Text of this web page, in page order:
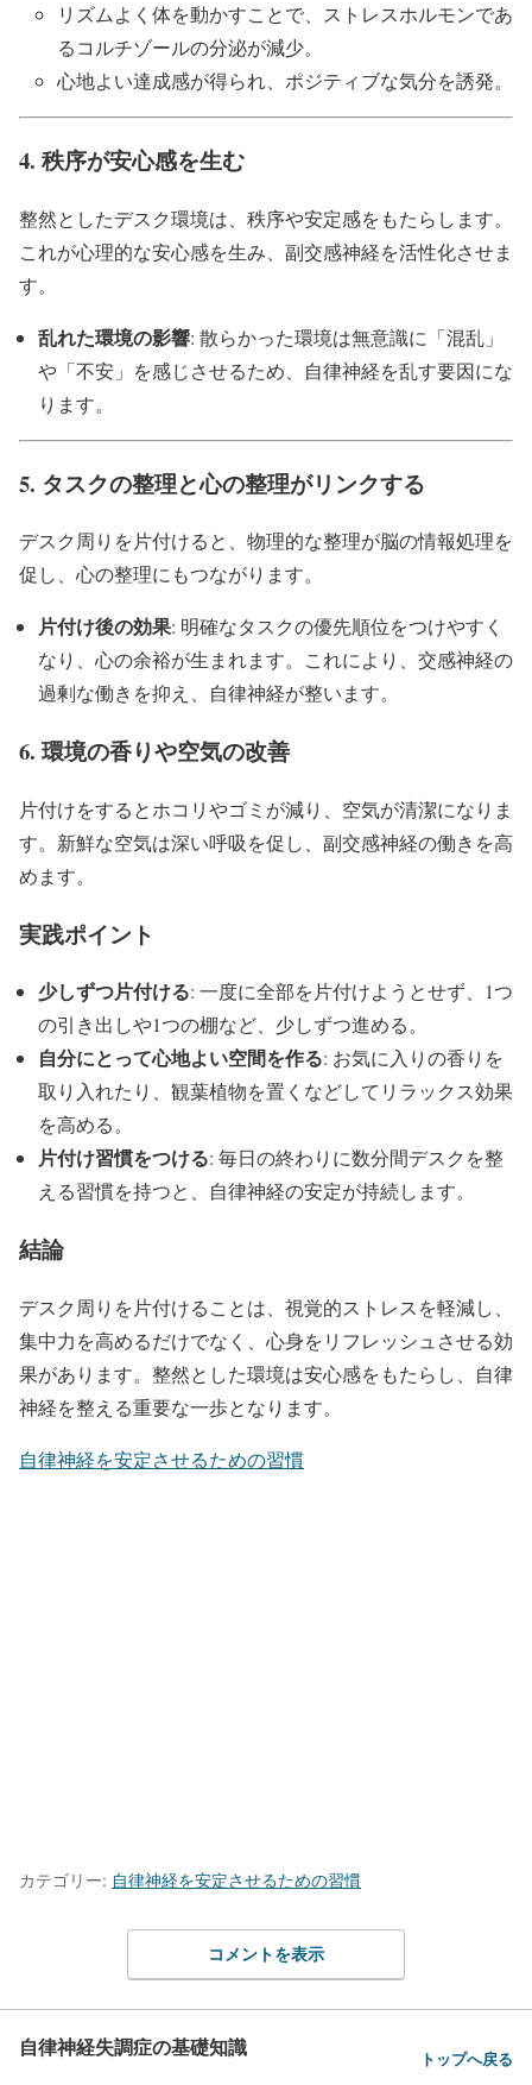
リズムよく体を動かすことで、ストレスホルモンであ
るコルチゾールの分泌が減少。
心地よい達成感が得られ、ポジティブな気分を誘発。
4. 秩序が安心感を生む
整然としたデスク環境は、秩序や安定感をもたらします。
これが心理的な安心感を生み、副交感神経を活性化させま
す。
乱れた環境の影響: 散らかった環境は無意識に「混乱」
や「不安」を感じさせるため、自律神経を乱す要因にな
ります。
5. タスクの整理と心の整理がリンクする
デスク周りを片付けると、物理的な整理が脳の情報処理を
促し、心の整理にもつながります。
片付け後の効果: 明確なタスクの優先順位をつけやすく
なり、心の余裕が生まれます。これにより、交感神経の
過剰な働きを抑え、自律神経が整います。
6. 環境の香りや空気の改善
片付けをするとホコリやゴミが減り、空気が清潔になりま
す。新鮮な空気は深い呼吸を促し、副交感神経の働きを高
めます。
実践ポイント
少しずつ片付ける: 一度に全部を片付けようとせず、1つ
の引き出しや1つの棚など、少しずつ進める。
自分にとって心地よい空間を作る: お気に入りの香りを
取り入れたり、観葉植物を置くなどしてリラックス効果
を高める。
片付け習慣をつける: 毎日の終わりに数分間デスクを整
える習慣を持つと、自律神経の安定が持続します。
結論
デスク周りを片付けることは、視覚的ストレスを軽減し、
集中力を高めるだけでなく、心身をリフレッシュさせる効
果があります。整然とした環境は安心感をもたらし、自律
神経を整える重要な一歩となります。
自律神経を安定させるための習慣
カテゴリー: 自律神経を安定させるための習慣
コメントを表示
自律神経失調症の基礎知識 トップへ戻る